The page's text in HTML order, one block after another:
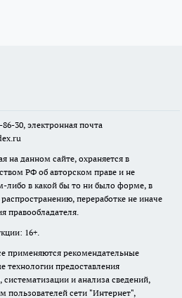
30, электронная почта
на данном сайте, охраняется в
РФ об авторском праве и не
либо в какой бы то ни было форме, в
переработке не иначе
правообладателя.
16+.
применяются рекомендательные
предоставления
и анализа сведений,
пользователей сети "Интернет",